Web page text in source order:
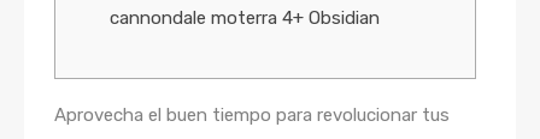
cannondale moterra 4+ Obsidian
Aprovecha el buen tiempo para revolucionar tus